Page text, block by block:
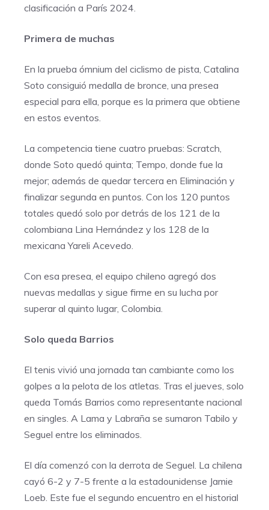
clasificación a París 2024.
Primera de muchas
En la prueba ómnium del ciclismo de pista, Catalina
Soto consiguió medalla de bronce, una presea
especial para ella, porque es la primera que obtiene
en estos eventos.
La competencia tiene cuatro pruebas: Scratch,
donde Soto quedó quinta; Tempo, donde fue la
mejor; además de quedar tercera en Eliminación y
finalizar segunda en puntos. Con los 120 puntos
totales quedó solo por detrás de los 121 de la
colombiana Lina Hernández y los 128 de la
mexicana Yareli Acevedo.
Con esa presea, el equipo chileno agregó dos
nuevas medallas y sigue firme en su lucha por
superar al quinto lugar, Colombia.
Solo queda Barrios
El tenis vivió una jornada tan cambiante como los
golpes a la pelota de los atletas. Tras el jueves, solo
queda Tomás Barrios como representante nacional
en singles. A Lama y Labraña se sumaron Tabilo y
Seguel entre los eliminados.
El día comenzó con la derrota de Seguel. La chilena
cayó 6-2 y 7-5 frente a la estadounidense Jamie
Loeb. Este fue el segundo encuentro en el historial